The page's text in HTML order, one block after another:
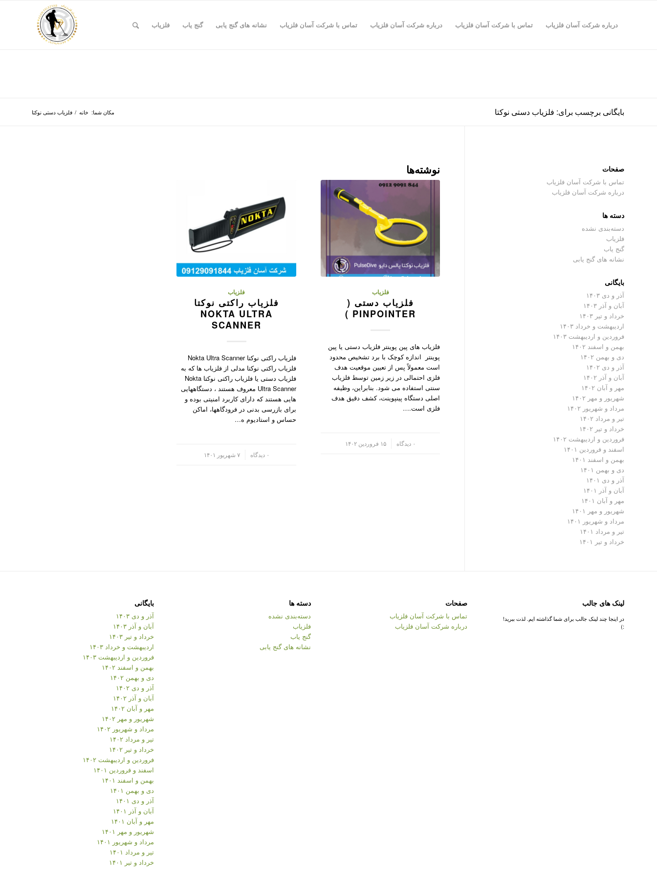
درباره شرکت آسان فلزیاب تماس با شرکت آسان فلزیاب درباره شرکت آسان فلزیاب تماس با شرکت آسان فلزیاب نشانه های گنج یابی گنج یاب فلزیاب
بایگانی برچسب برای: فلزیاب دستی نوکتا مکان شما: خانه / فلزیاب دستی نوکتا
نوشته‌ها
فلزیاب
فلزیاب دستی (
PINPOINTER )
فلزیاب های پین پوینتر فلزیاب دستی یا پین
پوینتر اندازه کوچک با برد تشخیص محدود
است معمولاً پس از تعیین موقعیت هدف
فلزی احتمالی در زیر زمین توسط فلزیاب
سنتی استفاده می شود. بنابراین، وظیفه
اصلی دستگاه پینپوینت، کشف دقیق هدف
فلزی است.…
۰ دیدگاه ۱۵ فروردین ۱۴۰۲
فلزیاب
فلزیاب راکتی نوکتا
NOKTA ULTRA
SCANNER
فلزیاب راکتی نوکتا Nokta Ultra Scanner
فلزیاب راکتی نوکتا مدلی از فلزیاب ها که به
فلزیاب دستی یا فلزیاب راکتی نوکتا Nokta
Ultra Scanner معروف هستند ، دستگاههایی
هایی هستند که دارای کاربرد امنیتی بوده و
برای بازرسی بدنی در فرودگاهها، اماکن
حساس و استادیوم ه…
۰ دیدگاه ۷ شهریور ۱۴۰۱
صفحات
تماس با شرکت آسان فلزیاب
درباره شرکت آسان فلزیاب
دسته ها
دسته‌بندی نشده
فلزیاب
گنج یاب
نشانه های گنج یابی
بایگانی
آذر و دی ۱۴۰۳
آبان و آذر ۱۴۰۳
خرداد و تیر ۱۴۰۳
اردیبهشت و خرداد ۱۴۰۳
فروردین و اردیبهشت ۱۴۰۳
بهمن و اسفند ۱۴۰۲
دی و بهمن ۱۴۰۲
آذر و دی ۱۴۰۲
آبان و آذر ۱۴۰۲
مهر و آبان ۱۴۰۲
شهریور و مهر ۱۴۰۲
مرداد و شهریور ۱۴۰۲
تیر و مرداد ۱۴۰۲
خرداد و تیر ۱۴۰۲
فروردین و اردیبهشت ۱۴۰۲
اسفند و فروردین ۱۴۰۱
بهمن و اسفند ۱۴۰۱
دی و بهمن ۱۴۰۱
آذر و دی ۱۴۰۱
آبان و آذر ۱۴۰۱
مهر و آبان ۱۴۰۱
شهریور و مهر ۱۴۰۱
مرداد و شهریور ۱۴۰۱
تیر و مرداد ۱۴۰۱
خرداد و تیر ۱۴۰۱
لینک های جالب
در اینجا چند لینک جالب برای شما گذاشته ایم. لذت ببرید!
:)
صفحات
تماس با شرکت آسان فلزیاب
درباره شرکت آسان فلزیاب
دسته ها
دسته‌بندی نشده
فلزیاب
گنج یاب
نشانه های گنج یابی
بایگانی
آذر و دی ۱۴۰۳
آبان و آذر ۱۴۰۳
خرداد و تیر ۱۴۰۳
اردیبهشت و خرداد ۱۴۰۳
فروردین و اردیبهشت ۱۴۰۳
بهمن و اسفند ۱۴۰۲
دی و بهمن ۱۴۰۲
آذر و دی ۱۴۰۲
آبان و آذر ۱۴۰۲
مهر و آبان ۱۴۰۲
شهریور و مهر ۱۴۰۲
مرداد و شهریور ۱۴۰۲
تیر و مرداد ۱۴۰۲
خرداد و تیر ۱۴۰۲
فروردین و اردیبهشت ۱۴۰۲
اسفند و فروردین ۱۴۰۱
بهمن و اسفند ۱۴۰۱
دی و بهمن ۱۴۰۱
آذر و دی ۱۴۰۱
آبان و آذر ۱۴۰۱
مهر و آبان ۱۴۰۱
شهریور و مهر ۱۴۰۱
مرداد و شهریور ۱۴۰۱
تیر و مرداد ۱۴۰۱
خرداد و تیر ۱۴۰۱